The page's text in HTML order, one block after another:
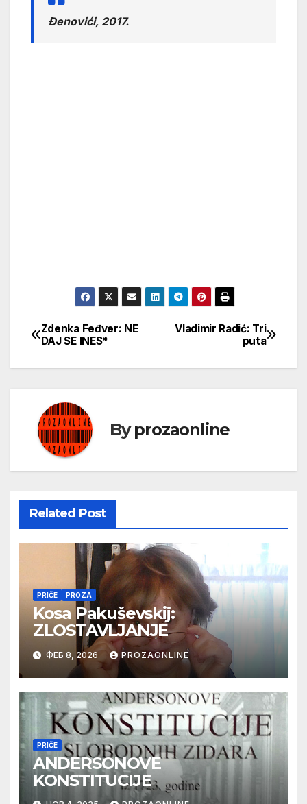
Đenovići, 2017.
Кретање
чланка
Vladimir Radić: Tri
puta
Zdenka Feđver: NE
DAJ SE INES*
Byprozaonline
Related Post
PRIČE PROZA
Kosa Pakuševskij:
ZLOSTAVLJANJE
ФЕБ 8, 2026 PROZAONLINE
PRIČE
ANDERSONOVE
KONSTITUCIJE